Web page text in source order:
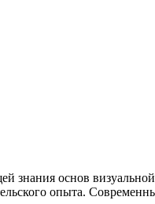
знания основ
опыта.